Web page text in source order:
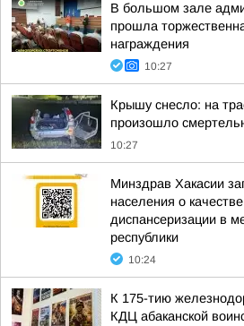
В большом зале
прошла
награждения
10:27
Крышу снесло: на
произошло
10:27
Минздрав Хакасии
населения о
диспансеризации в
республики
10:24
К 175-тию
КДЦ абаканской